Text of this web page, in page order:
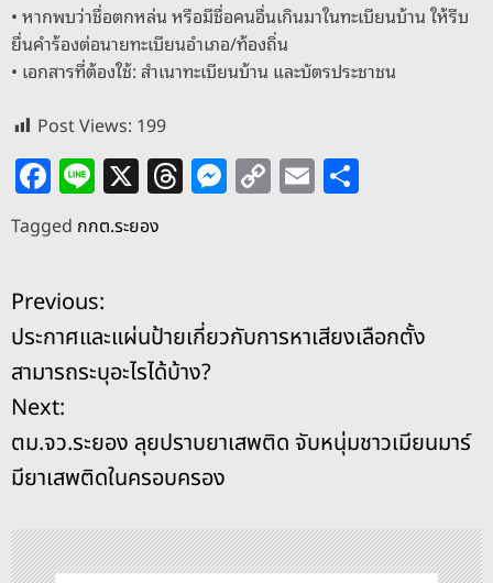
• หากพบว่าชื่อตกหล่น หรือมีชื่อคนอื่นเกินมาในทะเบียนบ้าน ให้รีบ
ยื่นคำร้องต่อนายทะเบียนอำเภอ/ท้องถิ่น
• เอกสารที่ต้องใช้: สำเนาทะเบียนบ้าน และบัตรประชาชน
Post Views: 199
F
a
c
e
b
o
o
k
Li
n
e
X T
h
d
s
M
e
n
g
C
o
Li
n
E
m
Tagged กกต.ระยอง
แ
น
ะ
แ
น
Previous:
ประกาศและแผ่นป้ายเกี่ยวกับการหาเสียงเลือกตั้ง
สามารถระบุอะไรได้บ้าง?
Next:
ตม.จว.ระยอง ลุยปราบยาเสพติด จับหนุ่มชาวเมียนมาร์
มียาเสพติดในครอบครอง